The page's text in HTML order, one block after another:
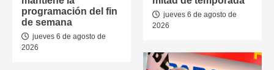
programación del fin
de semana
jueves 6 de agosto de
2026
jueves 6 de agosto de
2026